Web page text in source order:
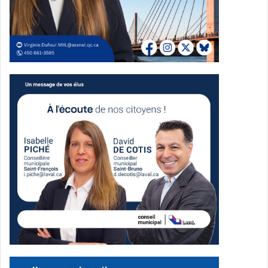
Dans Mille-Îles, Zachary Robert, déjà candidat en 2022, dit
vouloir poursuivre un engagement politique axé sur la
proximité, l’écoute et l’action collective. Il affirme vouloir
jugée plus juste et une politique qui ne ferait pas porter le
poids des efforts sur la classe moyenne et les personnes
plus vulnérables.
Une continuité à Sainte-Rose et
dans Fabre
À Sainte-Rose, Karine Cliche, elle aussi candidate en
2022, souhaite poursuivre son engagement autour de la
justice sociale et de l’environnement. Résidente de la
circonscription depuis plus de vingt ans et professeure au
cégep Montmorency, elle met de l’avant la défense du